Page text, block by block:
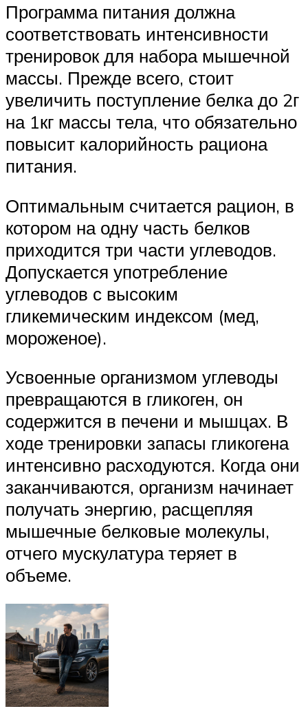
Программа питания должна
соответствовать интенсивности
тренировок для набора мышечной
массы. Прежде всего, стоит
увеличить поступление белка до 2г
на 1кг массы тела, что обязательно
повысит калорийность рациона
питания.
Оптимальным считается рацион, в
котором на одну часть белков
приходится три части углеводов.
Допускается употребление
углеводов с высоким
гликемическим индексом (мед,
мороженое).
Усвоенные организмом углеводы
превращаются в гликоген, он
содержится в печени и мышцах. В
ходе тренировки запасы гликогена
интенсивно расходуются. Когда они
заканчиваются, организм начинает
получать энергию, расщепляя
мышечные белковые молекулы,
отчего мускулатура теряет в
объеме.